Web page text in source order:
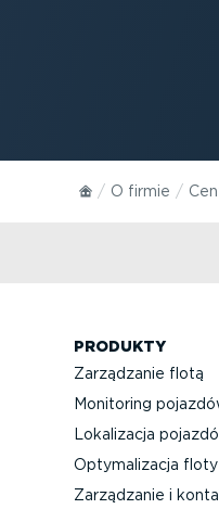
O firmie
PRODUKTY
Zarządzanie flotą
Monitoring
Lokalizacja
Optyma­li­zacja floty
Zarządzanie i